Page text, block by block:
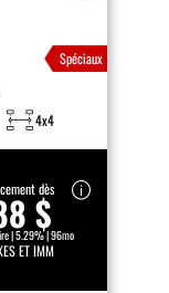
Spéciaux
4x4
dès
$
| 5.29% | 96mo
ET IMM